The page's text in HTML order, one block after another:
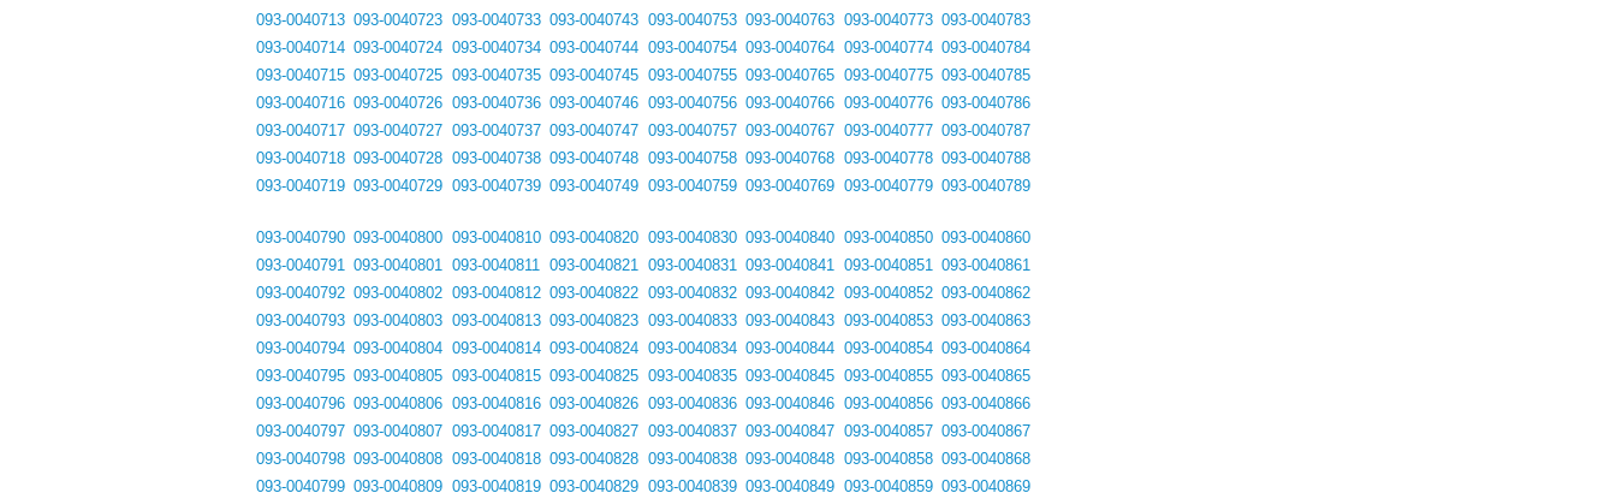
093-0040713
093-0040714
093-0040715
093-0040716
093-0040717
093-0040718
093-0040719
093-0040723
093-0040724
093-0040725
093-0040726
093-0040727
093-0040728
093-0040729
093-0040733
093-0040734
093-0040735
093-0040736
093-0040737
093-0040738
093-0040739
093-0040743
093-0040744
093-0040745
093-0040746
093-0040747
093-0040748
093-0040749
093-0040753
093-0040754
093-0040755
093-0040756
093-0040757
093-0040758
093-0040759
093-0040763
093-0040764
093-0040765
093-0040766
093-0040767
093-0040768
093-0040769
093-0040773
093-0040774
093-0040775
093-0040776
093-0040777
093-0040778
093-0040779
093-0040783
093-0040784
093-0040785
093-0040786
093-0040787
093-0040788
093-0040789
093-0040790
093-0040791
093-0040792
093-0040793
093-0040794
093-0040795
093-0040796
093-0040797
093-0040798
093-0040799
093-0040800
093-0040801
093-0040802
093-0040803
093-0040804
093-0040805
093-0040806
093-0040807
093-0040808
093-0040809
093-0040810
093-0040811
093-0040812
093-0040813
093-0040814
093-0040815
093-0040816
093-0040817
093-0040818
093-0040819
093-0040820
093-0040821
093-0040822
093-0040823
093-0040824
093-0040825
093-0040826
093-0040827
093-0040828
093-0040829
093-0040830
093-0040831
093-0040832
093-0040833
093-0040834
093-0040835
093-0040836
093-0040837
093-0040838
093-0040839
093-0040840
093-0040841
093-0040842
093-0040843
093-0040844
093-0040845
093-0040846
093-0040847
093-0040848
093-0040849
093-0040850
093-0040851
093-0040852
093-0040853
093-0040854
093-0040855
093-0040856
093-0040857
093-0040858
093-0040859
093-0040860
093-0040861
093-0040862
093-0040863
093-0040864
093-0040865
093-0040866
093-0040867
093-0040868
093-0040869